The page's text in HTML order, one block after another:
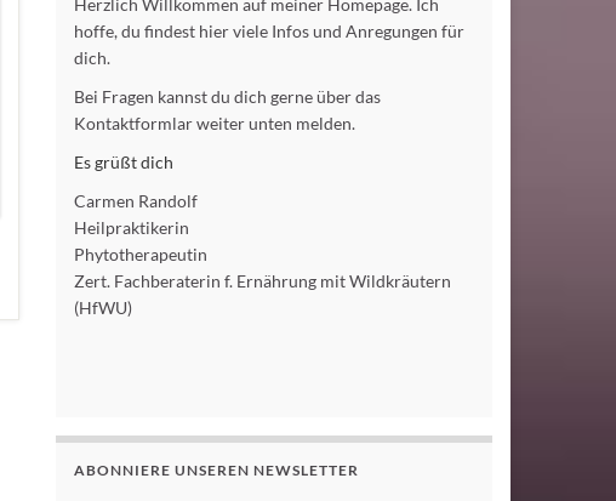
Herzlich Willkommen auf meiner Homepage. Ich
hoffe, du findest hier viele Infos und Anregungen für
dich.
Bei Fragen kannst du dich gerne über das
Kontaktformlar weiter unten melden.
Es grüßt dich
Carmen Randolf
Heilpraktikerin
Phytotherapeutin
Zert. Fachberaterin f. Ernährung mit Wildkräutern
(HfWU)
ABONNIERE UNSEREN NEWSLETTER